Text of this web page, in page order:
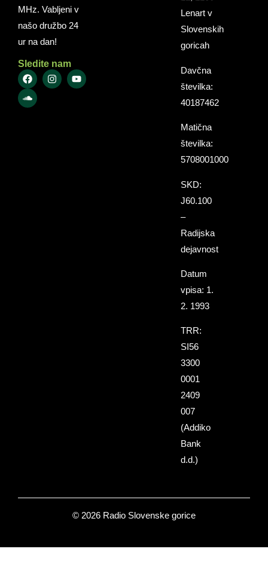
MHz. Vabljeni v
našo družbo 24
ur na dan!
Sledite nam
Lenart v
Slovenskih
goricah
Davčna
številka:
40187462
Matična
številka:
5708001000
SKD:
J60.100
–
Radijska
dejavnost
Datum
vpisa: 1.
2. 1993
TRR:
SI56
3300
0001
2409
007
(Addiko
Bank
d.d.)
© 2026 Radio Slovenske gorice